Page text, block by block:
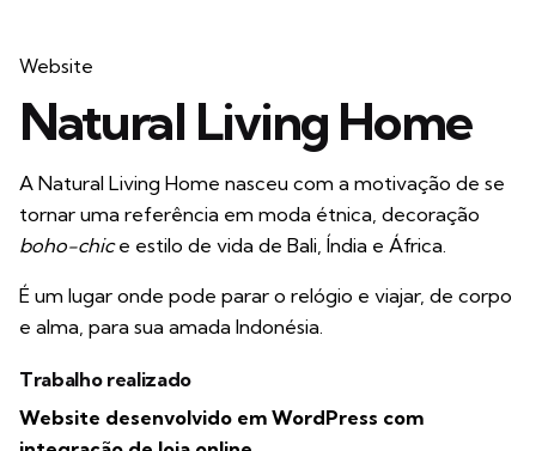
Website
Natural Living Home
A Natural Living Home nasceu com a motivação de se
tornar uma referência em moda étnica, decoração
boho-chice estilo de vida de Bali, Índia e África.
É um lugar onde pode parar o relógio e viajar, de corpo
e alma, para sua amada Indonésia.
Trabalho realizado
Website desenvolvido em WordPress com